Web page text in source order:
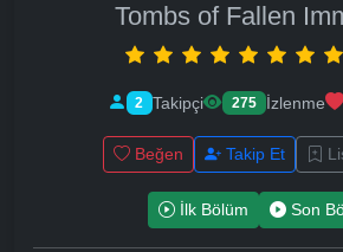
Tombs of Fallen
2 Takipçi 275 İzlenme
Beğen Takip Et
İlk Bölüm Son